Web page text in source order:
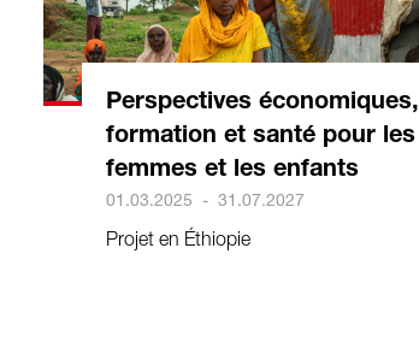
Perspectives économiques,
formation et santé pour les
femmes et les enfants
01.03.2025 - 31.07.2027
Projet en Éthiopie